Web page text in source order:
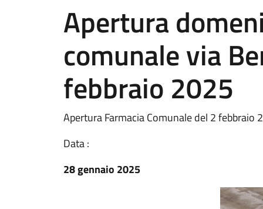
Apertura
comunale via
febbraio 2025
Apertura Farmacia Comunale del 2 febbraio
Data :
28 gennaio 2025